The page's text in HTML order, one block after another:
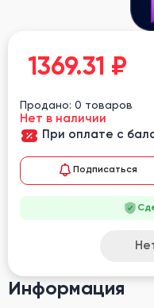
Информация
1369.31 ₽
Продано: 0 товаров
Нет в наличии
При оплате с
Подписаться